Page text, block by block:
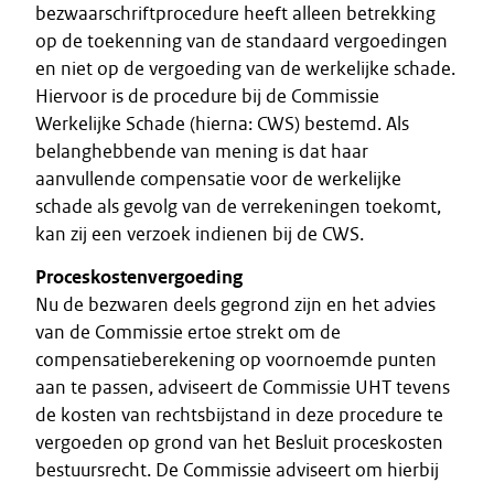
bezwaarschriftprocedure heeft alleen betrekking
op de toekenning van de standaard vergoedingen
en niet op de vergoeding van de werkelijke schade.
Hiervoor is de procedure bij de Commissie
Werkelijke Schade (hierna: CWS) bestemd. Als
belanghebbende van mening is dat haar
aanvullende compensatie voor de werkelijke
schade als gevolg van de verrekeningen toekomt,
kan zij een verzoek indienen bij de CWS.
Proceskostenvergoeding
Nu de bezwaren deels gegrond zijn en het advies
van de Commissie ertoe strekt om de
compensatieberekening op voornoemde punten
aan te passen, adviseert de Commissie UHT tevens
de kosten van rechtsbijstand in deze procedure te
vergoeden op grond van het Besluit proceskosten
bestuursrecht. De Commissie adviseert om hierbij